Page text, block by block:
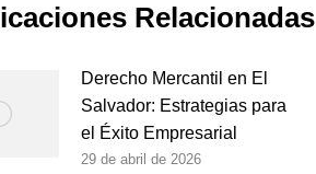
Relacionadas
Derecho Mercantil en El
Salvador: Estrategias para
el Éxito Empresarial
29 de abril de 2026